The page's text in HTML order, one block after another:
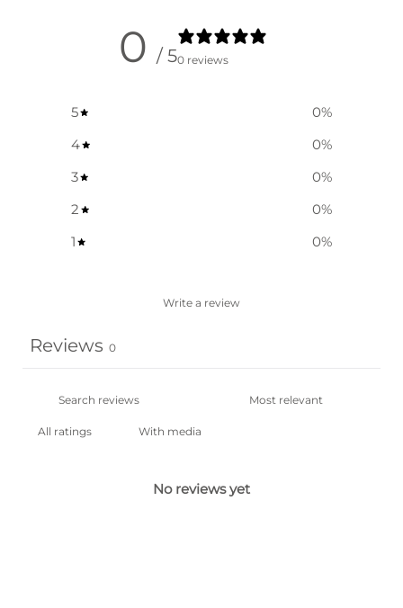
0 / 50 reviews
5 0%
4
0%
3
0%
2
0%
1
0%
Write a review
Reviews 0
With media
No reviews yet